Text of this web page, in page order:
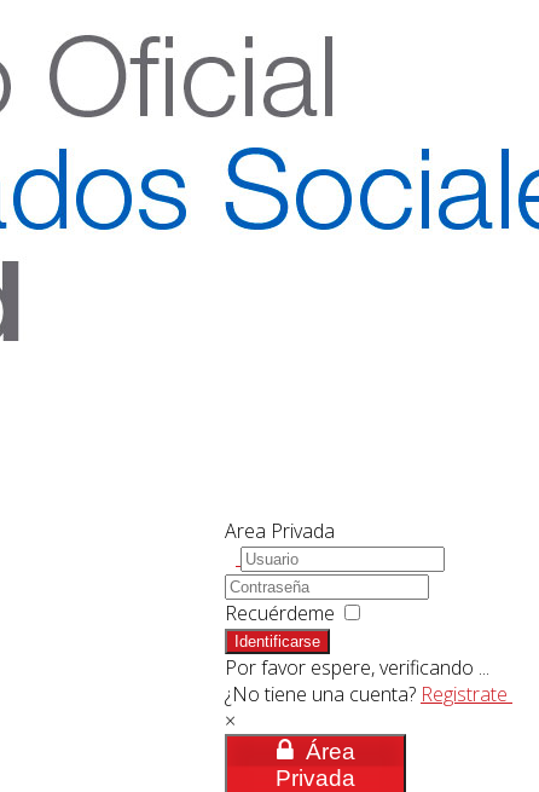
Area Privada
Recuérdeme
Identificarse
Por favor espere, verificando ...
¿No tiene una cuenta? Registrate
×
Área
Privada